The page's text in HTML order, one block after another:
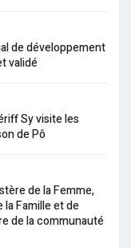
de développement
validé
Sy visite les
de Pô
de la Femme,
la Famille et de
de la communauté